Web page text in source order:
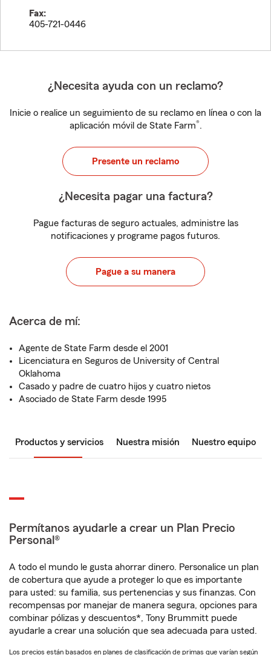
Fax:
405-721-0446
¿Necesita ayuda con un reclamo?
Inicie o realice un seguimiento de su reclamo en línea o con la
aplicación móvil de State Farm®.
Presente un reclamo
¿Necesita pagar una factura?
Pague facturas de seguro actuales, administre las
notificaciones y programe pagos futuros.
Pague a su manera
Acerca de mí:
Agente de State Farm desde el 2001
Licenciatura en Seguros de University of Central
Oklahoma
Casado y padre de cuatro hijos y cuatro nietos
Asociado de State Farm desde 1995
Productos y servicios Nuestra misión Nuestro equipo
Permítanos ayudarle a crear un Plan Precio
Personal®
A todo el mundo le gusta ahorrar dinero. Personalice un plan
de cobertura que ayude a proteger lo que es importante
para usted: su familia, sus pertenencias y sus finanzas. Con
recompensas por manejar de manera segura, opciones para
combinar pólizas y descuentos*, Tony Brummitt puede
ayudarle a crear una solución que sea adecuada para usted.
Los precios están basados en planes de clasificación de primas que varían según